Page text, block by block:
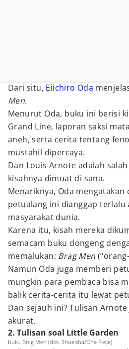
Dari situ, Eiichiro Oda
Men.
Menurut Oda, buku ini berisi
Grand Line, laporan saksi
aneh, serta cerita tentang
mustahil dipercaya.
Dan Louis Arnote adalah
kisahnya dimuat di sana.
Menariknya, Oda
petualang ini dianggap terlalu
masyarakat dunia.
Karena itu, kisah mereka
semacam buku dongeng
memalukan: Brag Men
Namun Oda juga memberi
mungkin para pembaca bisa
balik cerita-cerita itu lewat
Dan sejauh ini? Tulisan
akurat.
2. Tulisan soal Little Garden
buku Brag Men (dok. Shueisha/One Piece)